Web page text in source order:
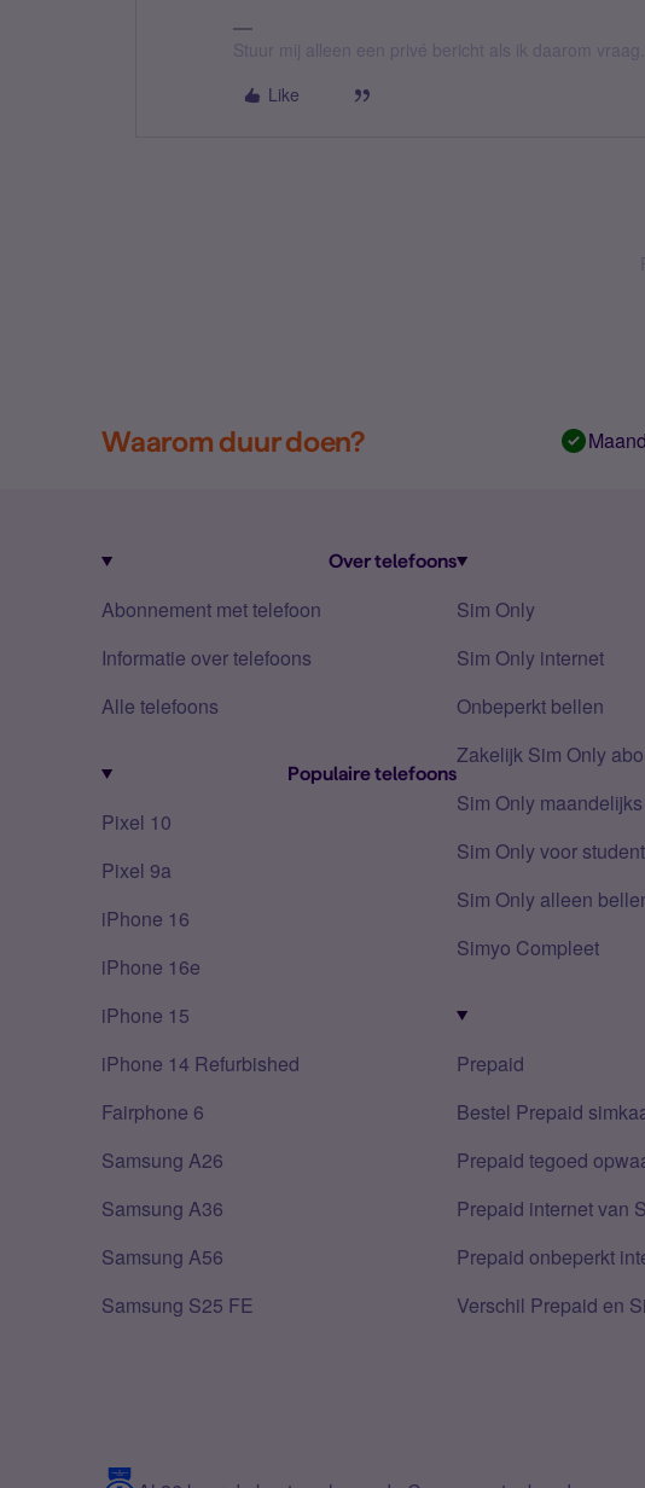
Stuur mij alleen een privé bericht als ik daarom
Like
Waarom duur doen?
Over telefoons
Abonnement met telefoon
Informatie over telefoons
Alle telefoons
Populaire telefoons
Pixel 10
Pixel 9a
iPhone 16
iPhone 16e
iPhone 15
iPhone 14 Refurbished
Fairphone 6
Samsung A26
Samsung A36
Samsung A56
Samsung S25 FE
Sim Only
Sim Only internet
Onbeperkt bellen
Zakelijk Sim Only
Sim Only
Sim Only voor
Sim Only alleen
Simyo Compleet
Prepaid
Bestel Prepaid
Prepaid tegoed
Prepaid internet van
Prepaid onbeperkt
Verschil Prepaid en